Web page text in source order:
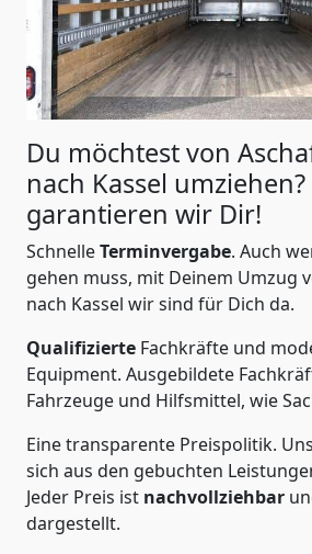
Du möchtest von
nach Kassel umziehen?
garantieren wir Dir!
SchnelleTerminvergabe. Auch
gehen muss, mit Deinem Umzug
nach Kassel wir sind für Dich da.
Qualifizierte Fachkräfte und
Equipment. Ausgebildete
Fahrzeuge und Hilfsmittel, wie
Eine transparente Preispolitik.
sich aus den gebuchten
Jeder Preis ist nachvollziehbar
dargestellt.